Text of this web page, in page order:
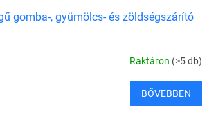
gomba-, gyümölcs- és zöldségszárító
Raktáron (>5 db)
BŐVEBBEN